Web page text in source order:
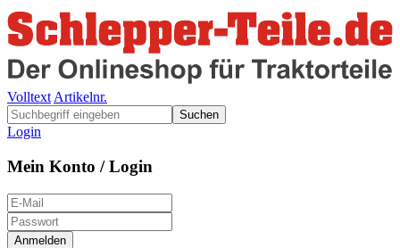
Volltext Artikelnr.
Suchen
Login
Mein Konto / Login